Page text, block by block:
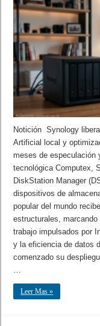
Notición Synology
Artificial local y
meses de especulación
tecnológica Computex,
DiskStation Manager
dispositivos de
popular del mundo
estructurales,
trabajo impulsados por
y la eficiencia de datos
comenzado su
…
Leer Mas »